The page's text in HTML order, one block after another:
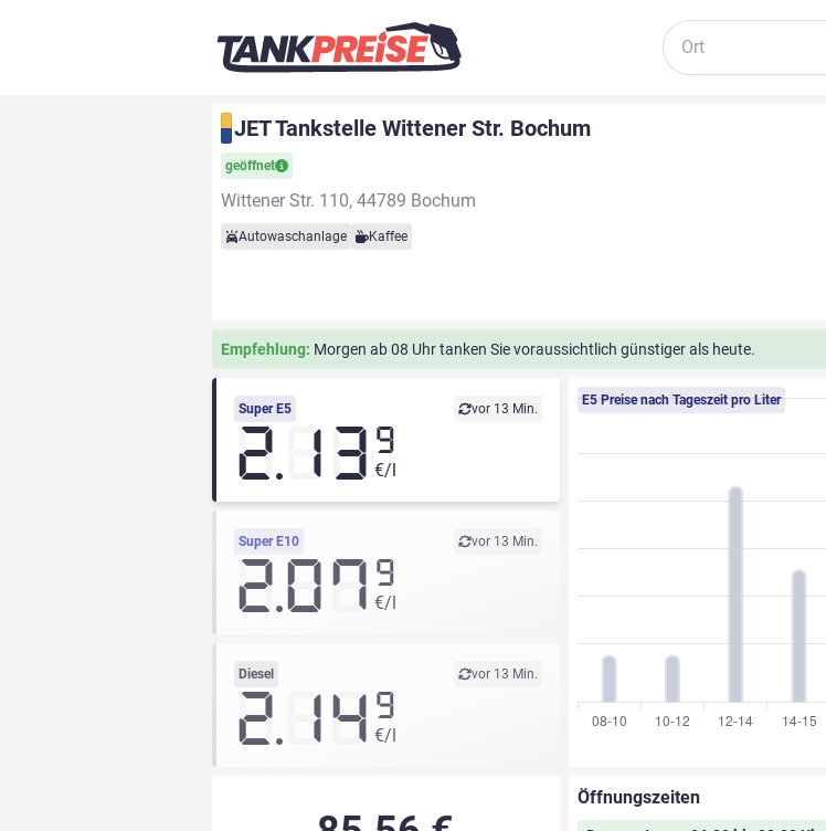
Suche
JET Tankstelle Wittener Str. Bochum
geöffnet
Wittener Str. 110, 44789 Bochum
Autowaschanlage Kaffee
Empfehlung: Morgen ab 08 Uhr tanken Sie voraussichtlich günstiger als heute.
Super E5 vor 13 Min.
2.13 9
€/l
Super E10 vor 13 Min.
2.07 9
€/l
Diesel vor 13 Min.
2.14 9
€/l
E5 Preise nach Tageszeit pro Liter
Öffnungszeiten